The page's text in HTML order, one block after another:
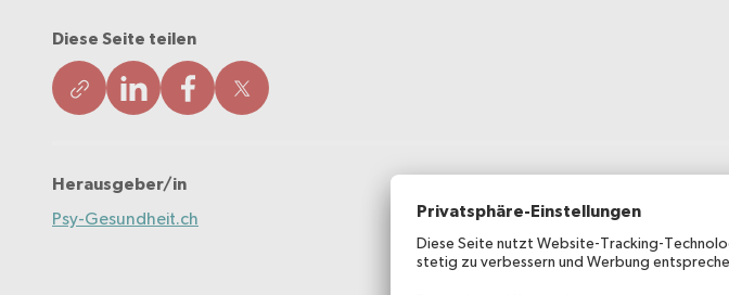
Diese Seite teilen
Herausgeber/in
Psy-Gesundheit.ch